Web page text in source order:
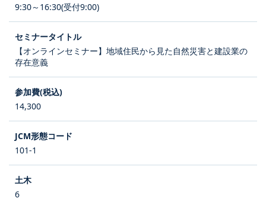
9:30～16:30(受付9:00)
【オンラインセミナー】地域住民から見た自然災害と建設業の
存在意義
14,300
101-1
6